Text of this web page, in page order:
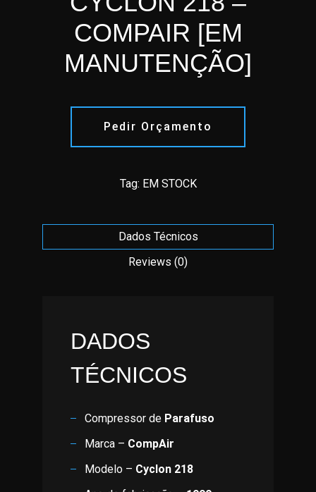
COMPAIR [EM
MANUTENÇÃO]
Pedir Orçamento
Tag: EM STOCK
Dados Técnicos
Reviews (0)
DADOS
TÉCNICOS
Compressor de Parafuso
Marca – CompAir
Modelo – Cyclon 218